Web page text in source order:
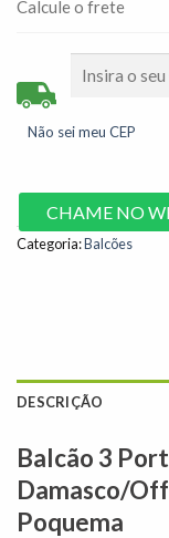
Calcule o frete
Não sei meu CEP
CHAME NO
Categoria:Balcões
DESCRIÇÃO
Balcão 3
Damasco/
Poquema